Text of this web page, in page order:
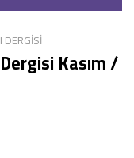
DERGISI
Kasım /